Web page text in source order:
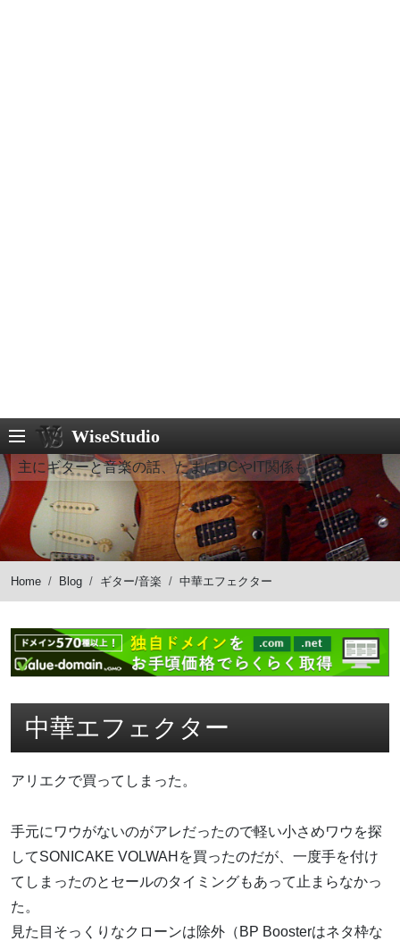
WiseStudio
主にギターと音楽の話、たまにPCやIT関係も
Home Blog ギター/音楽 中華エフェクター
中華エフェクター
アリエクで買ってしまった。
手元にワウがないのがアレだったので軽い小さめワウを探
してSONICAKE VOLWAHを買ったのだが、一度手を付け
てしまったのとセールのタイミングもあって止まらなかっ
た。
見た目そっくりなクローンは除外（BP Boosterはネタ枠な